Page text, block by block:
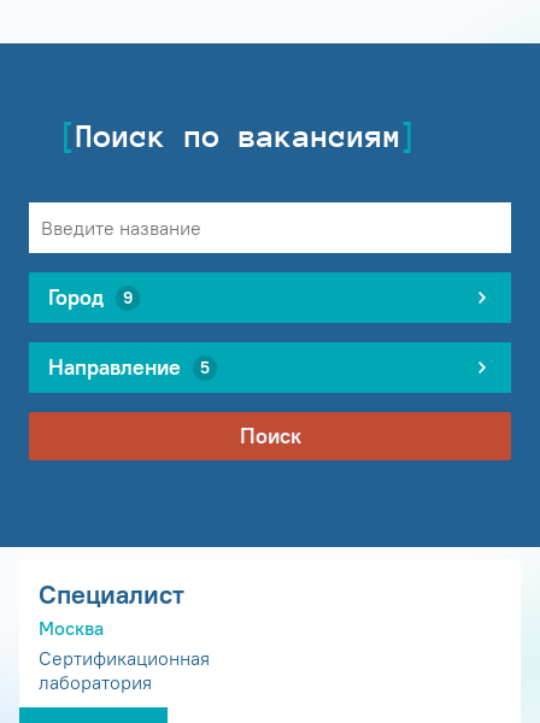
Поиск по вакансиям
Город 9
Направление 5
Поиск
Специалист
Москва
Сертификационная
лаборатория